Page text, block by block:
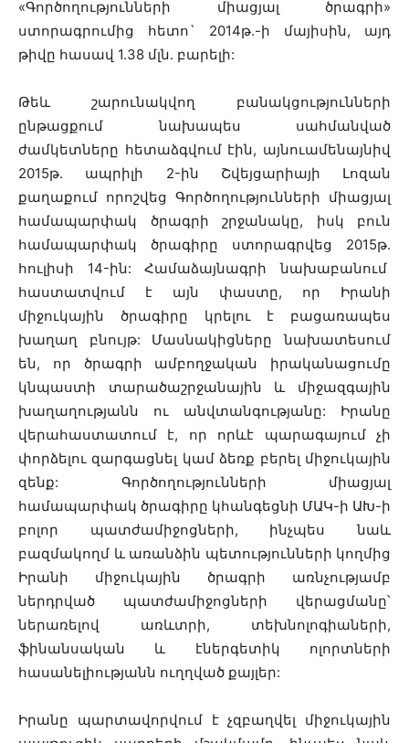
«Գործողությունների միացյալ ծրագրի»
ստորագրումից հետո` 2014թ.-ի մայիսին, այդ
թիվը հասավ 1.38 մլն. բարելի:
Թեև շարունակվող բանակցությունների
ընթացքում նախապես սահմանված
ժամկետները հետաձգվում էին, այնուամենայնիվ
2015թ. ապրիլի 2-ին Շվեյցարիայի Լոզան
քաղաքում որոշվեց Գործողությունների միացյալ
համապարփակ ծրագրի շրջանակը, իսկ բուն
համապարփակ ծրագիրը ստորագրվեց 2015թ.
հուլիսի 14-ին: Համաձայնագրի նախաբանում
հաստատվում է այն փաստը, որ Իրանի
միջուկային ծրագիրը կրելու է բացառապես
խաղաղ բնույթ: Մասնակիցները նախատեսում
են, որ ծրագրի ամբողջական իրականացումը
կնպաստի տարածաշրջանային և միջազգային
խաղաղությանն ու անվտանգությանը: Իրանը
վերահաստատում է, որ որևէ պարագայում չի
փորձելու զարգացնել կամ ձեռք բերել միջուկային
զենք: Գործողությունների միացյալ
համապարփակ ծրագիրը կհանգեցնի ՄԱԿ-ի ԱԽ-ի
բոլոր պատժամիջոցների, ինչպես նաև
բազմակողմ և առանձին պետությունների կողմից
Իրանի միջուկային ծրագրի առնչությամբ
ներդրված պատժամիջոցների վերացմանը՝
ներառելով առևտրի, տեխնոլոգիաների,
ֆինանսական և էներգետիկ ոլորտների
հասանելիությանն ուղղված քայլեր:
Իրանը պարտավորվում է չզբաղվել միջուկային